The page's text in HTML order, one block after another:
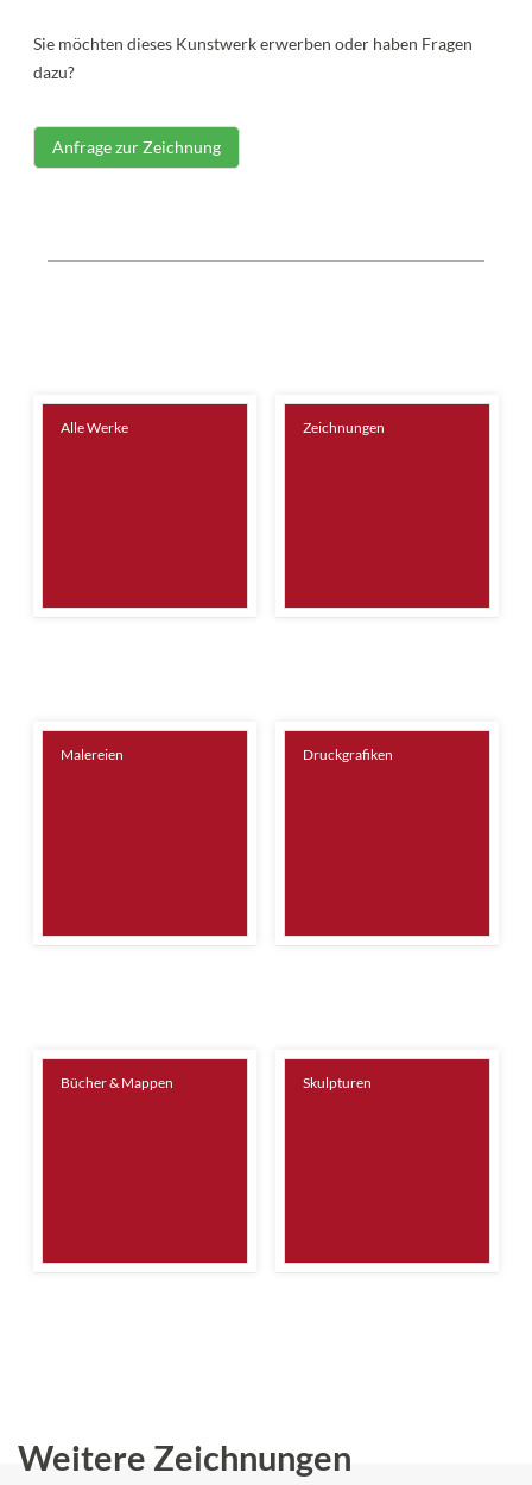
Sie möchten dieses Kunstwerk erwerben oder haben Fragen
dazu?
Anfrage zur Zeichnung
Alle Werke Zeichnungen
Malereien Druckgrafiken
Bücher & Mappen Skulpturen
Weitere Zeichnungen